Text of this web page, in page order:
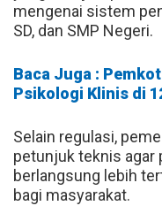
mengenai sistem
SD, dan SMP Negeri.
Baca Juga :
Psikologi Klinis di
Selain regulasi,
petunjuk teknis agar
berlangsung lebih
bagi masyarakat.